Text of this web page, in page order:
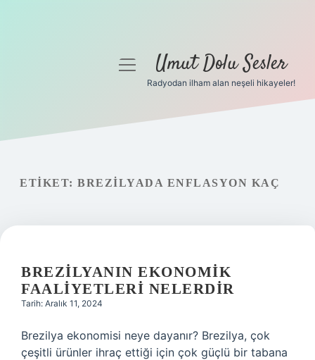
Gizlilik Politikası
menüyüUmut Dolu Sesler
Radyodan ilham alan neşeli hikayeler!
ETIKET: BREZILYADA ENFLASYON KAÇ
BREZILYANIN EKONOMIK
FAALIYETLERI NELERDIR
Tarih: Aralık 11, 2024
Brezilya ekonomisi neye dayanır? Brezilya, çok
çeşitli ürünler ihraç ettiği için çok güçlü bir tabana